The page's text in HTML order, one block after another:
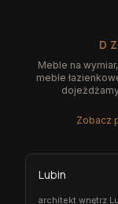
Meble na
meble
Zobacz
Lubin
architekt wnętrz